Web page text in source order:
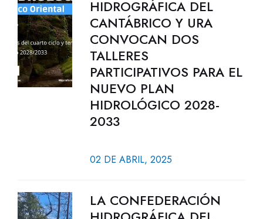
HIDROGRÁFICA DEL
CANTÁBRICO Y URA
CONVOCAN DOS
TALLERES
PARTICIPATIVOS PARA EL
NUEVO PLAN
HIDROLÓGICO 2028-
2033
02 DE ABRIL, 2025
LA CONFEDERACIÓN